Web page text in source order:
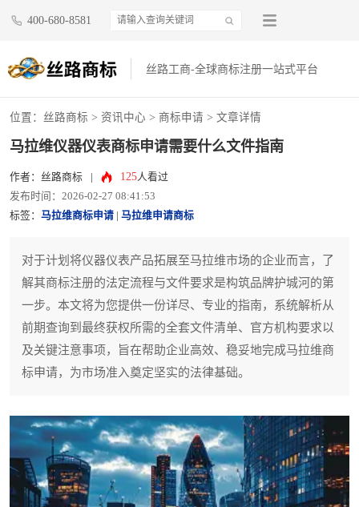
400-680-8581
丝路工商-全球商标注册一站式平台
位置： 丝路商标 > 资讯中心 > 商标申请 > 文章详情
马拉维仪器仪表商标申请需要什么文件指南
作者：丝路商标 125人看过
发布时间：2026-02-27 08:41:53
标签： 马拉维商标申请 马拉维申请商标
对于计划将仪器仪表产品拓展至马拉维市场的企业而言，了
解其商标注册的法定流程与文件要求是构筑品牌护城河的第
一步。本文将为您提供一份详尽、专业的指南，系统解析从
前期查询到最终获权所需的全套文件清单、官方机构要求以
及关键注意事项，旨在帮助企业高效、稳妥地完成马拉维商
标申请，为市场准入奠定坚实的法律基础。